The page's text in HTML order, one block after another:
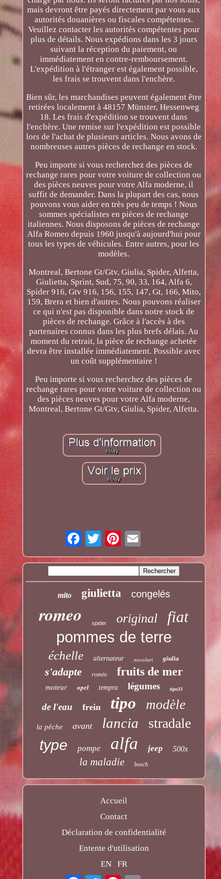
mais devront être payés directement par vous aux
autorités douanières ou fiscales compétentes.
Veuillez contacter les autorités compétentes pour
plus de détails. Nous expédions dans les 3 jours
suivant la réception du paiement, ou
immédiatement en contre-remboursement.
L'expédition à l'étranger est également possible,
les frais se trouvent dans l'enchère.
Bien sûr, les marchandises peuvent également être
retirées localement à 48157 Münster, Hessenweg
18. Les frais d'expédition se trouvent dans
l'enchère. Une remise sur l'expédition est possible
lors de l'achat de plusieurs articles. Nous avons de
nombreuses autres pièces de rechange en stock.
Peu importe si vous recherchez des pièces de
rechange rares pour votre voiture de collection ou
des pièces neuves pour votre Alfa moderne, il
suffit de demander. Dans la plupart des cas, nous
pouvons vous aider en très peu de temps ! Nous
sommes spécialistes en pièces de rechange
italiennes. Nous disposons de pièces de rechange
Alfa Romeo depuis 1960 jusqu'à aujourd'hui pour
tous les types de véhicules. Entre autres, pour les
modèles.
Montreal, Bertone Gt/Gtv, Giulia, Spider, Alfetta,
Giulietta, Sprint, Sud, 75, 90, 33, 164, Alfa 6,
Spider 916, Gtv 916, 156, 155, 147, Gt, 166, Mito,
159, Brera et bien d'autres. Nous pouvons réaliser
ce qui n'est pas disponible dans notre stock de
pièces de rechange. Grâce à l'accès à des
partenaires connus dans les plus brefs délais. Au
moment du retrait, la pièce de rechange achetée
devra être installée immédiatement. Possible avec
un coût supplémentaire !
Peu importe si vous recherchez des pièces de
rechange rares pour votre voiture de collection ou
des pièces neuves pour votre Alfa moderne,
Montreal, Bertone Gt/Gtv, Giulia, Spider, Alfetta.
mito giulietta congelés
romeo spider original fiat
pommes de terre
échelle alternateur nuvolari giulia
s'adapte roméo fruits de mer
moteur opel tempra légumes tipo33
de l'eau frein tipo modèle
la pêche avant lancia stradale
type pompe alfa jeep 500x
la maladie bosch
Accueil
Contact
Déclaration de confidentialité
Entente d'utilisation
EN
FR